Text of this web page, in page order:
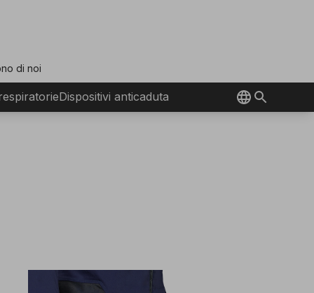
di noi
Dispositivi anticaduta